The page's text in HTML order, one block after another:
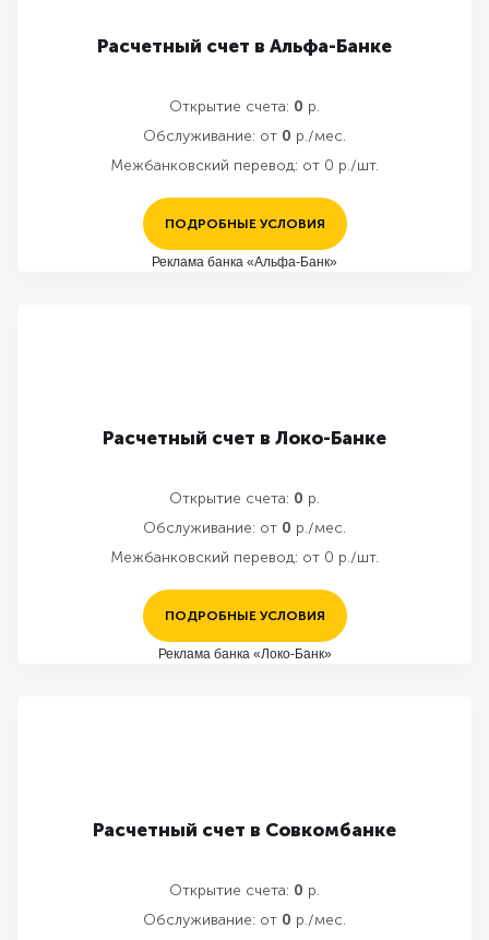
Расчетный счет в Альфа-Банке
Открытие счета: 0 р.
Обслуживание: от 0 р./мес.
Межбанковский перевод: от 0 р./шт.
ПОДРОБНЫЕ УСЛОВИЯ
Реклама банка «Альфа-Банк»
Расчетный счет в Локо-Банке
Открытие счета: 0 р.
Обслуживание: от 0 р./мес.
Межбанковский перевод: от 0 р./шт.
ПОДРОБНЫЕ УСЛОВИЯ
Реклама банка «Локо-Банк»
Расчетный счет в Совкомбанке
Открытие счета: 0 р.
Обслуживание: от 0 р./мес.